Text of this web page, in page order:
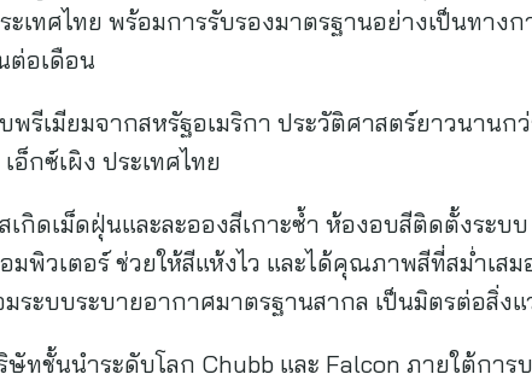
เทศไทย พร้อมการรับรองมาตรฐานอย่างเป็นทางก
ต่อเดือน
รีเมียมจากสหรัฐอเมริกา ประวัติศาสตร์ยาวนานกว่
กซ์เผิง ประเทศไทย
กิดเม็ดฝุ่นและละอองสีเกาะซ้ำ ห้องอบสีติดตั้งระบ
วเตอร์ ช่วยให้สีแห้งไว และได้คุณภาพสีที่สม่ำเสม
ะบบระบายอากาศมาตรฐานสากล เป็นมิตรต่อสิ่ง
ชั้นนำระดับโลก Chubb และ Falcon ภายใต้การ